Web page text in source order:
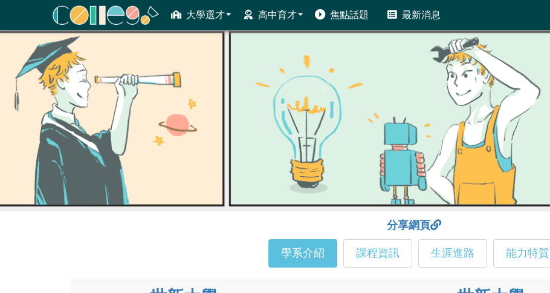
大學選才 高中育才 焦點話題 最新消息
ColleGo! 大學選才與高中育才輔助系統
分享網頁
學系介紹 課程資訊 生涯進路 能力特質